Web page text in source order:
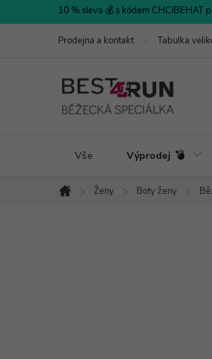
na
10 % sleva 💰 s kódem CHCIBEHAT
Prodejna a kontakt Tabulka
Vše Výprodej 💣
Domů
Ženy Boty ženy